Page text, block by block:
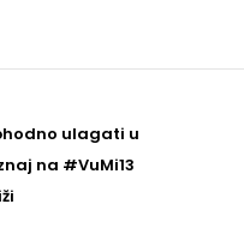
ulagati u
na #VuMi13